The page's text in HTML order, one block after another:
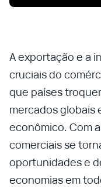
A exportação e a
cruciais do
que países
mercados globais
econômico. Com
comerciais se
oportunidades e
economias em